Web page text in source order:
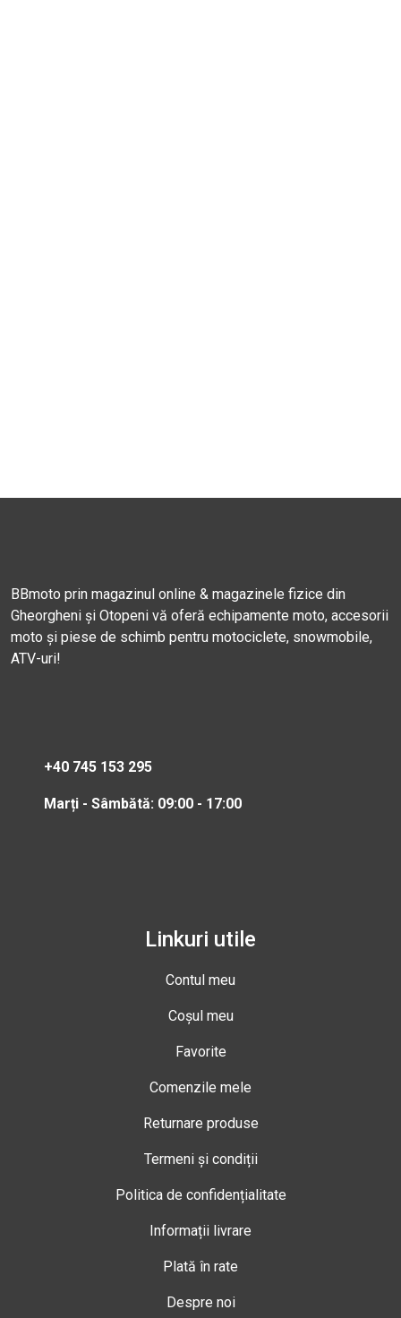
BBmoto prin magazinul online & magazinele fizice din
Gheorgheni și Otopeni vă oferă echipamente moto, accesorii
moto și piese de schimb pentru motociclete, snowmobile,
ATV-uri!
+40 745 153 295
Marți - Sâmbătă: 09:00 - 17:00
Linkuri utile
Contul meu
Coșul meu
Favorite
Comenzile mele
Returnare produse
Termeni și condiții
Politica de confidențialitate
Informații livrare
Plată în rate
Despre noi